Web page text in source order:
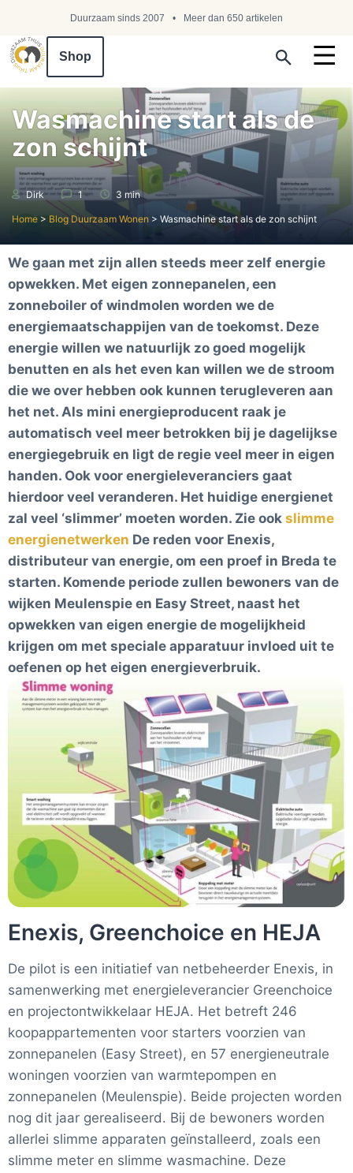
Duurzaam sinds 2007 Meer dan 650 artikelen
Shop
Wasmachine start als de
zon schijnt
Dirk 1 3 min
Home> Blog Duurzaam Wonen > Wasmachine start als de zon schijnt
We gaan met zijn allen steeds meer zelf energie
opwekken. Met eigen zonnepanelen, een
zonneboiler of windmolen worden we de
energiemaatschappijen van de toekomst. Deze
energie willen we natuurlijk zo goed mogelijk
benutten en als het even kan willen we de stroom
die we over hebben ook kunnen terugleveren aan
het net. Als mini energieproducent raak je
automatisch veel meer betrokken bij je dagelijkse
energiegebruik en ligt de regie veel meer in eigen
handen. Ook voor energieleveranciers gaat
hierdoor veel veranderen. Het huidige energienet
zal veel ‘slimmer’ moeten worden. Zie ook slimme
energienetwerken De reden voor Enexis,
distributeur van energie, om een proef in Breda te
starten. Komende periode zullen bewoners van de
wijken Meulenspie en Easy Street, naast het
opwekken van eigen energie de mogelijkheid
krijgen om met speciale apparatuur invloed uit te
oefenen op het eigen energieverbruik.
Enexis, Greenchoice en HEJA
De pilot is een initiatief van netbeheerder Enexis, in
samenwerking met energieleverancier Greenchoice
en projectontwikkelaar HEJA. Het betreft 246
koopappartementen voor starters voorzien van
zonnepanelen (Easy Street), en 57 energieneutrale
woningen voorzien van warmtepompen en
zonnepanelen (Meulenspie). Beide projecten worden
nog dit jaar gerealiseerd. Bij de bewoners worden
allerlei slimme apparaten geïnstalleerd, zoals een
slimme meter en slimme wasmachine. Deze